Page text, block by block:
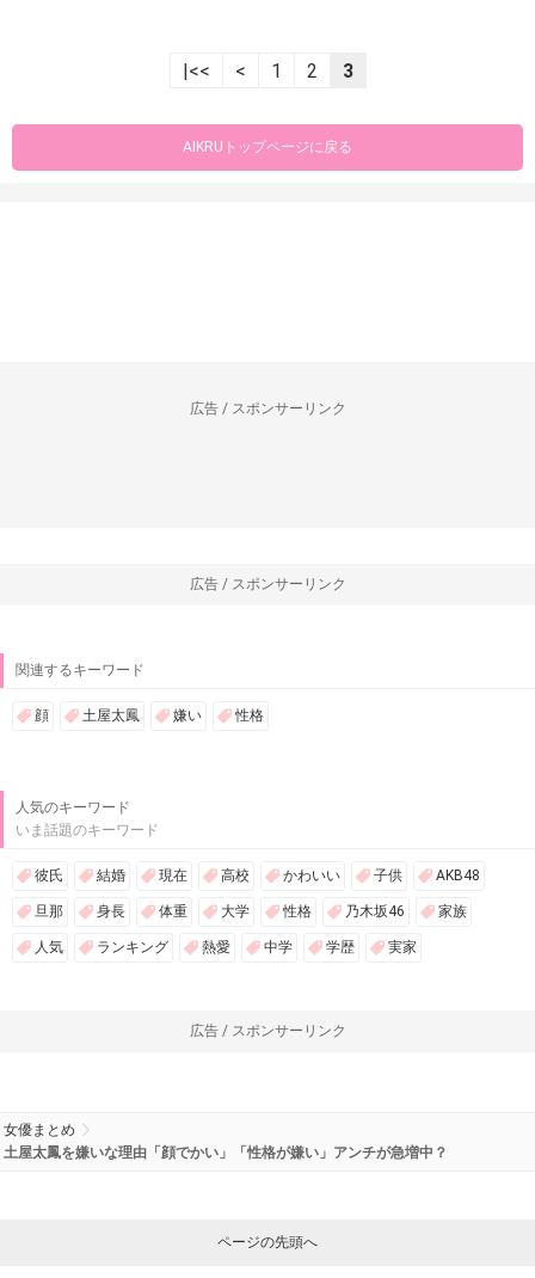
|<< < 1 2 3
AIKRUトップページに戻る
広告 / スポンサーリンク
広告 / スポンサーリンク
関連するキーワード
顔 土屋太鳳 嫌い 性格
人気のキーワード
いま話題のキーワード
彼氏 結婚 現在 高校 かわいい 子供 AKB48
旦那 身長 体重 大学 性格 乃木坂46 家族
人気 ランキング 熱愛 中学 学歴 実家
広告 / スポンサーリンク
女優まとめ
土屋太鳳を嫌いな理由「顔でかい」「性格が嫌い」アンチが急増中？
ページの先頭へ